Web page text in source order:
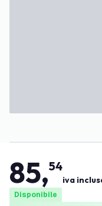
85,54
iva
Disponibile